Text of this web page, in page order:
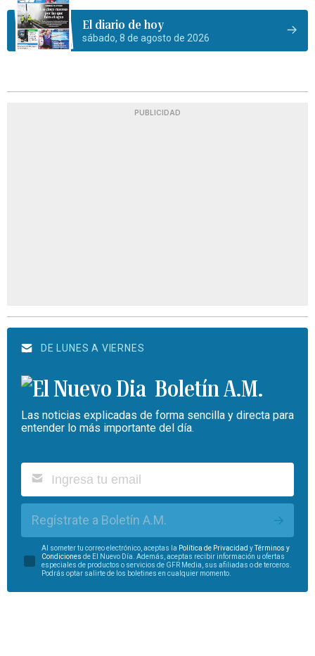
El diario de hoy
sábado, 8 de agosto de 2026
PUBLICIDAD
DE LUNES A VIERNES
Boletín A.M.
Las noticias explicadas de forma sencilla y directa para
entender lo más importante del día.
Regístrate a Boletín A.M.
Al someter tu correo electrónico, aceptas la Política de Privacidad yTérminos y
Condiciones de El Nuevo Día. Además, aceptas recibir información u ofertas
especiales de productos o servicios de GFR Media, sus afiliadas o de terceros.
Podrás optar salirte de los boletines en cualquier momento.